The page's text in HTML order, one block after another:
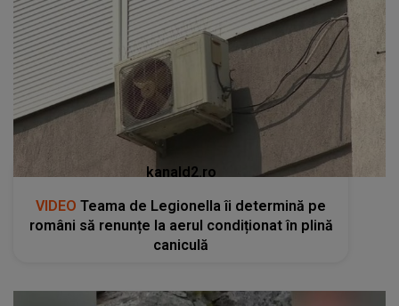
kanald2.ro
VIDEO Teama de Legionella îi determină pe
români să renunțe la aerul condiționat în plină
caniculă